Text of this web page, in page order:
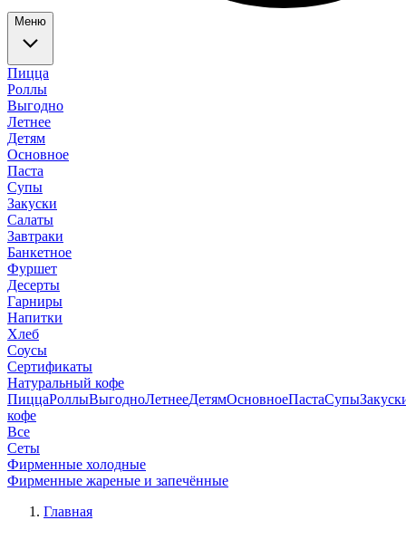
Меню
Пицца
Роллы
Выгодно
Летнее
Детям
Основное
Паста
Супы
Закуски
Салаты
Завтраки
Банкетное
Фуршет
Десерты
Гарниры
Напитки
Хлеб
Соусы
Сертификаты
Натуральный кофе
ПиццаРоллыВыгодноЛетнееДетямОсновноеПастаСупы
кофе
Все
Сеты
Фирменные холодные
Фирменные жареные и запечённые
Главная